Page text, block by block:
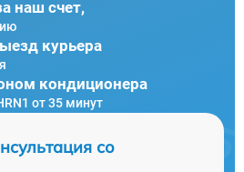
наш счет,
курьера
кондиционера
от 35 минут
со